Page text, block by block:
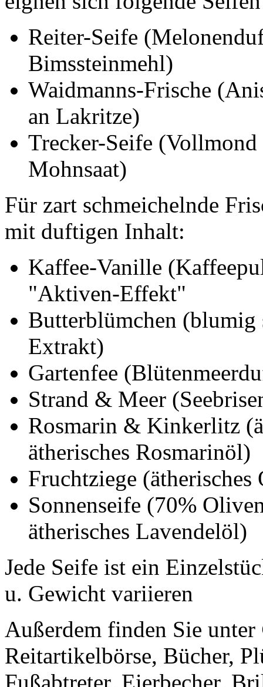
Reiter-Seife
Bimssteinmehl)
Waidmanns-Frische
an Lakritze)
Trecker-Seife
Mohnsaat)
Für zart schmeichelnde
mit duftigen Inhalt:
Kaffee-Vanille
"Aktiven-Effekt"
Butterblümchen (blumig
Extrakt)
Gartenfee
Strand & Meer
Rosmarin & Kinkerlitz
ätherisches Rosmarinöl)
Fruchtziege
Sonnenseife (70%
ätherisches Lavendelöl)
Jede Seife ist ein
u. Gewicht variieren
Außerdem finden Sie unter
Reitartikelbörse, Bücher,
Fußabtreter, Eierbecher,